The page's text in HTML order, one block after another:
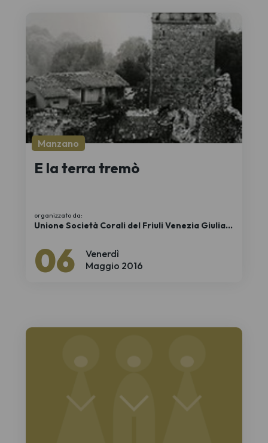
Venerdì
06 Maggio 2016
Manzano
E la terra tremò
organizzato da:
Unione Società Corali del Friuli Venezia Giulia